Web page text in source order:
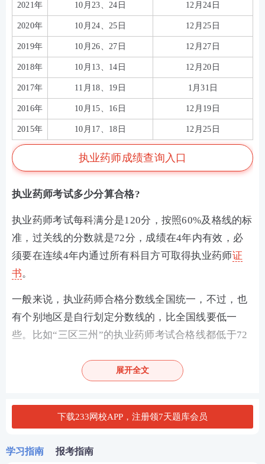
2021年 10月23、24日 12月24日
2020年 10月24、25日 12月25日
2019年 10月26、27日 12月27日
2018年 10月13、14日 12月20日
2017年 11月18、19日 1月31日
2016年 10月15、16日 12月19日
2015年 10月17、18日 12月25日
执业药师成绩查询入口
执业药师考试多少分算合格?
执业药师考试每科满分是120分，按照60%及格线的标
准，过关线的分数就是72分，成绩在4年内有效，必
须要在连续4年内通过所有科目方可取得执业药师证
书。
一般来说，执业药师合格分数线全国统一，不过，也
有个别地区是自行划定分数线的，比全国线要低一
些。比如“三区三州”的执业药师考试合格线都低于72
执业药师备考首选
备战药师你是否遇到同样的问题：考点晦涩难懂记不
专业老师学，快速吃透考点，姜雅，刘恩钊，仇牧等7
展开全文
下载233网校APP，注册领7天题库会员
学习指南 报考指南